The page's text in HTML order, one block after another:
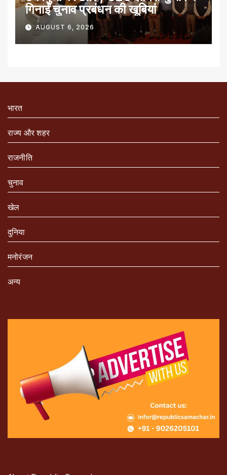
गिनाईं चुनाव प्रबंधन की खूबियां
AUGUST 6, 2026
भारत
राज्य और शहर
राजनीति
चुनाव
खेल
दुनिया
मनोरंजन
अन्य